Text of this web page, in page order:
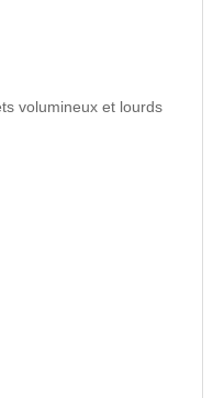
volumineux et lourds